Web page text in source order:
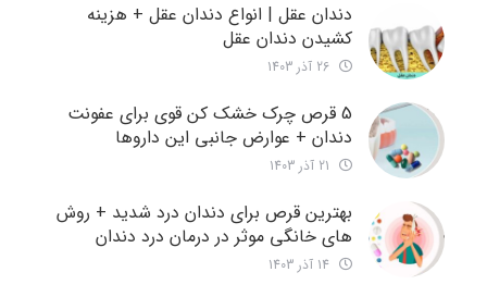
دندان عقل | انواع دندان عقل + هزینه
کشیدن دندان عقل
5 قرص چرک خشک کن قوی برای عفونت
دندان + عوارض جانبی این داروها
بهترین قرص برای دندان درد شدید + روش
های خانگی موثر در درمان درد دندان